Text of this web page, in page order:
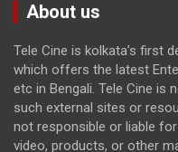
About us
Tele Cine is kolkata’s first
which offers the latest
etc in Bengali. Tele Cine is
such external sites or
not responsible or liable
video, products, or other